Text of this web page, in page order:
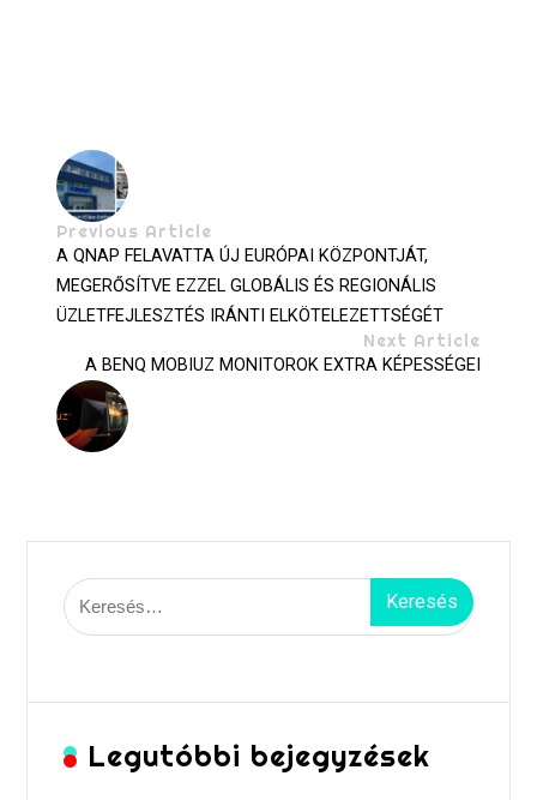
Previous Article
A QNAP FELAVATTA ÚJ EURÓPAI KÖZPONTJÁT,
MEGERŐSÍTVE EZZEL GLOBÁLIS ÉS REGIONÁLIS
ÜZLETFEJLESZTÉS IRÁNTI ELKÖTELEZETTSÉGÉT
Next Article
A BENQ MOBIUZ MONITOROK EXTRA KÉPESSÉGEI
Keresés:
Legutóbbi bejegyzések